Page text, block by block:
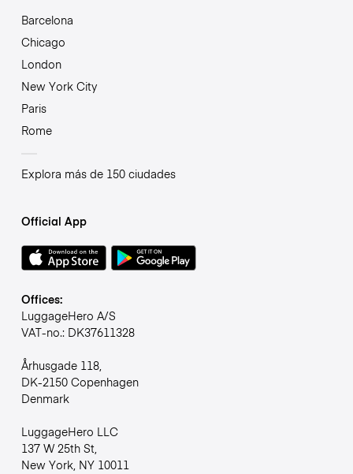
Barcelona
Chicago
London
New York City
Paris
Rome
Explora más de 150 ciudades
Official App
Offices:
LuggageHero A/S
VAT-no.: DK37611328
Århusgade 118,
DK-2150 Copenhagen
Denmark
LuggageHero LLC
137 W 25th St,
New York, NY 10011